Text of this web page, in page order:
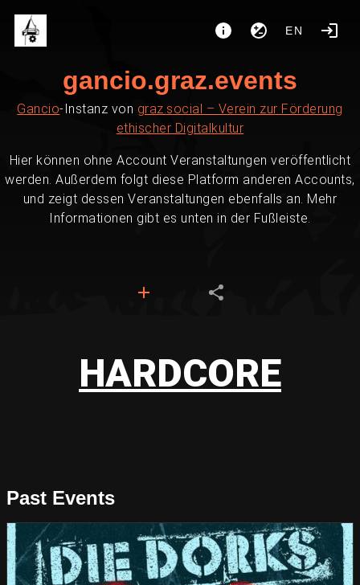
EN
gancio.graz.events
Gancio-Instanz von graz.social – Verein zur Förderung
ethischer Digitalkultur
Hier können ohne Account Veranstaltungen veröffentlicht
werden. Außerdem folgt diese Platform anderen Accounts,
und zeigt dessen Veranstaltungen ebenfalls an. Mehr
Informationen gibt es unten in der Fußleiste.
HARDCORE
Past Events